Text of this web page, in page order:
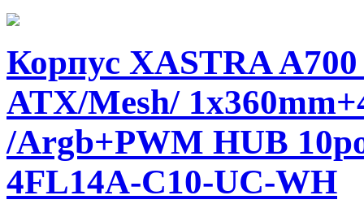
Корпус XASTRA
ATX/Mesh/
/Argb+PWM HUB
4FL14A-C10-UC-WH